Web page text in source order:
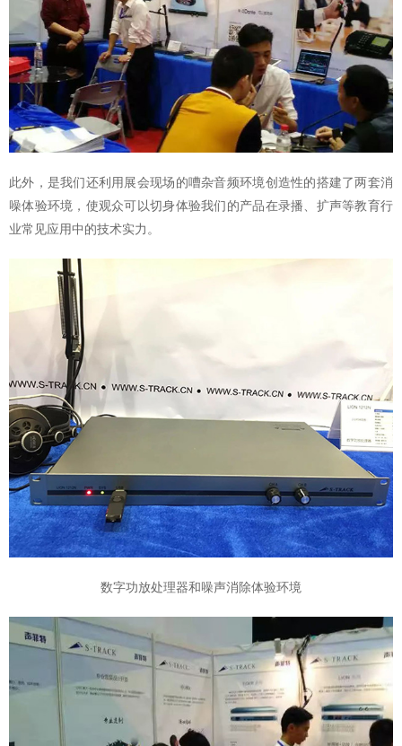
此外，是我们还利用展会现场的嘈杂音频环境创造性的搭建了两套消
噪体验环境，使观众可以切身体验我们的产品在录播、扩声等教育行
业常见应用中的技术实力。
数字功放处理器和噪声消除体验环境